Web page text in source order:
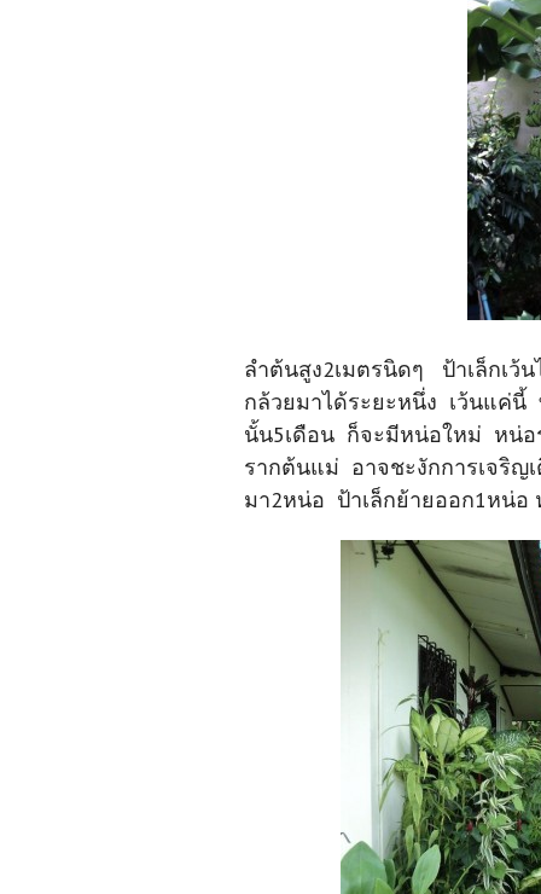
ลำต้นสูง2เมตรนิดๆ ป้าเล็กเ
กล้วยมาได้ระยะหนึ่ง เว้นแค่
นั้น5เดือน ก็จะมีหน่อใหม่ หน่อ
รากต้นแม่ อาจชะงักการเจริ
มา2หน่อ ป้าเล็กย้ายออก1หน่อ